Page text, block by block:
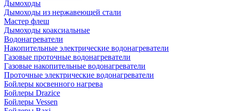
Дымоходы
Дымоходы из нержавеющей стали
Мастер флеш
Дымоходы коаксиальные
Водонагреватели
Накопительные электрические водонагреватели
Газовые проточные водонагреватели
Газовые накопительные водонагреватели
Проточные электрические водонагреватели
Бойлеры косвенного нагрева
Бойлеры Drazice
Бойлеры Vessen